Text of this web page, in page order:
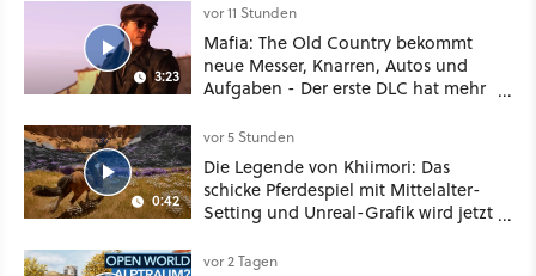
3:23
vor 11 Stunden
Mafia: The Old Country bekommt
neue Messer, Knarren, Autos und
Aufgaben - Der erste DLC hat mehr
0:42
vor 5 Stunden
Die Legende von Khiimori: Das
schicke Pferdespiel mit Mittelalter-
Setting und Unreal-Grafik wird jetzt
vor 2 Tagen